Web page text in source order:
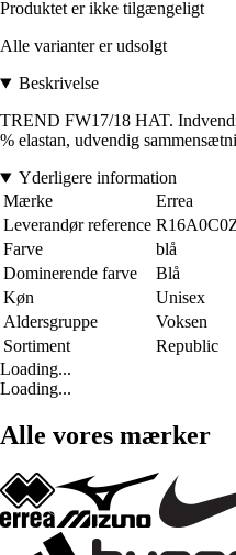
Produktet er ikke tilgængeligt
Alle varianter er udsolgt
Beskrivelse
TREND FW17/18 HAT.
% elastan, udvendig
Yderligere information
Mærke
Errea
Leverandør reference
Farve
blå
Dominerende farve
Blå
Køn
Unisex
Aldersgruppe
Voksen
Sortiment
Republic
Loading...
Loading...
Alle vores mærker